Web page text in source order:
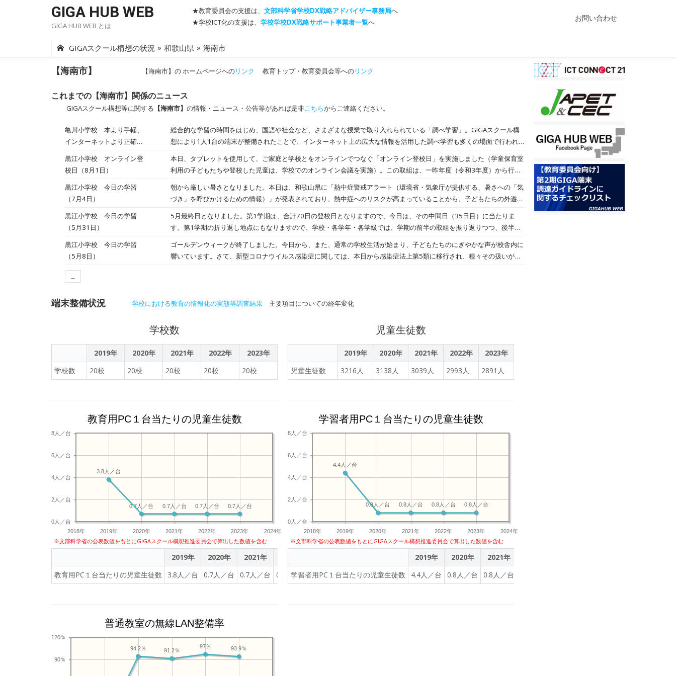
GIGA HUB WEB
GIGA HUB WEB とは
★教育委員会の支援は、 文部科学省学校DX戦略アドバイザー事務局へ
★学校ICT化の支援は、 学校学校DX戦略サポート事業者一覧へ お問い合わせ
GIGAスクール構想の状況 » 和歌山県 » 海南市
【海南市】 【海南市】の ホームページへのリンク 教育トップ・教育委員会等へのリンク
これまでの【海南市】関係のニュース
GIGAスクール構想等に関する 【海南市】 の情報・ニュース・公告等があれば是非こちらからご連絡ください。
亀川小学校 本より手軽、
インターネットより正確！
「調べ学習」が深まる
2023/08/02
総合的な学習の時間をはじめ、国語や社会など、さまざまな授業で取り入れられている「調べ学習」。GIGAスクール構
想により1人1台の端末が整備されたことで、インターネット上の広大な情報を活用した調べ学習も多くの場面で行われる
うした情報の精度を問う際、デジタル百科事典を活用することで情報の裏付けが可能になる。和歌山県海南市立亀川小学
校では卒業制作として、2022年度の6年生が下級生に向けて「本」「インターネット」、そしてデジタル百科事典「ブリ
タニカ・スクールエディション」を活用する調べ学習のガイドブック作りに取り組んだ。授業を行った同校の教諭である
井戸壮太氏に、詳しい授業内容から児童・教員の気づき、効果などを聞いた。
黒江小学校 オンライン登
校日（8月1日）
本日、タブレットを使用して、ご家庭と学校とをオンラインでつなぐ「オンライン登校日」を実施しました（学童保育室
利用の子どもたちや登校した児童は、学校でのオンライン会議を実施）。この取組は、一昨年度（令和3年度）から行っ
試験的に実施しました。各学年の教室では、校歌、運動会の歌、校長講話の後、今日の健康観察を行ったり、夏休み中の
出来事を発表したり、宿題の進み具合などを確認したりしました。約10日ぶりに子どもたちに会うことができ、職員一
同、本当にうれしく感じました。保護者の皆様方には、準備等にご協力をいただきありがとうございました。なお、機器
の不調等により接続できなかったご家庭には、たいへん申し訳ありませんでした。今後、改善に向けて検討してまいりま
す。各教室（登校した児童）の様子です。
黒江小学校 今日の学習
（7月4日）
朝から厳しい暑さとなりました。本日は、和歌山県に「熱中症警戒アラート（環境省・気象庁が提供する、暑さへの「気
づき」を呼びかけるための情報）」が発表されており、熱中症へのリスクが高まっていることから、子どもたちの外遊び
し天気がぐずつきそうですが、それまでは最高気温が30℃を超えそうです。そのため、再度、熱中症対策に万全を期して
まいります。さて、本日の授業の様子です。
黒江小学校 今日の学習
（5月31日）
5月最終日となりました。第1学期は、合計70日の登校日となりますので、今日は、その中間日（35日目）に当たりま
す。第1学期の折り返し地点にもなりますので、学校・各学年・各学級では、学期の前半の取組を振り返りつつ、後半の
黒江小学校 今日の学習
（5月8日）
ゴールデンウィークが終了しました。今日から、また、通常の学校生活が始まり、子どもたちのにぎやかな声が校舎内に
響いています。さて、新型コロナウイルス感染症に関しては、本日から感染症法上第5類に移行され、種々その扱いが変
→
端末整備状況 学校における教育の情報化の実態等調査結果 主要項目についての経年変化
学校数
2019年 2020年 2021年 2022年
2023年
学校数
20校 20校 20校 20校 20校
児童生徒数
2019年 2020年 2021年 2022年
2023年
児童生徒数
3216人 3138人 3039人 2993人 2891人
教育用PC１台当たりの児童生徒数
2018年 2019年 2020年 2021年 2022年 2023年 2024年
0人／台
2人／台
4人／台
6人／台
8人／台
0.7人／台
0.7人／台
0.7人／台
0.7人／台
3.8人／台
※文部科学省の公表数値をもとにGIGAスクール構想推進委員会で算出した数値を含む
2019年 2020年 2021年
教育用PC１台当たりの児童生徒数
3.8人／台 0.7人／台 0.7人／台 0.7人／台 0.7人／台
学習者用PC１台当たりの児童生徒数
2018年 2019年 2020年 2021年 2022年 2023年 2024年
0人／台
2人／台
4人／台
6人／台
8人／台
0.8人／台
0.8人／台
0.8人／台
0.8人／台
4.4人／台
※文部科学省の公表数値をもとにGIGAスクール構想推進委員会で算出した数値を含む
2019年 2020年 2021年
学習者用PC１台当たりの児童生徒数
4.4人／台 0.8人／台 0.8人／台
普通教室の無線LAN整備率
90％
120％
93.9％
97％
91.2％
94.2％